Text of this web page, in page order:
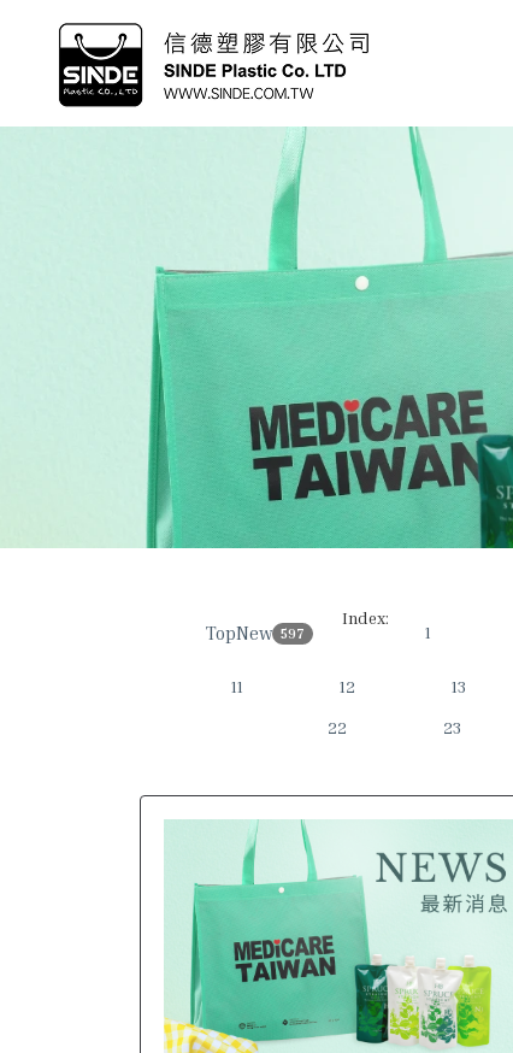
TopNews597
Index:
1
11 12 13
22
23